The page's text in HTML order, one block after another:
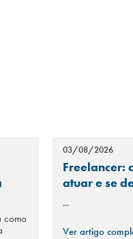
como
03/08/2026
Freelancer:
atuar e se
...
Ver artigo